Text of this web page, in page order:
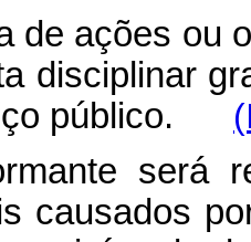
de ações ou
disciplinar
público.
será
causados